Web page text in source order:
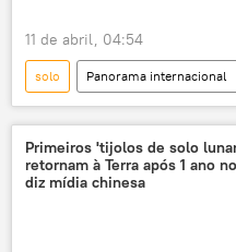
11 de abril, 04:54
solo Panorama internacional
América Latina
Economia
Washington
Assembleia Nacional
Primeiros 'tijolos de solo
retornam à Terra após 1 ano
diz mídia chinesa